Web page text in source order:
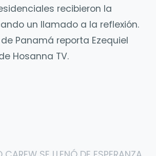
recibieron la
un llamado a la reflexión.
Panamá reporta Ezequiel
Hosanna TV.